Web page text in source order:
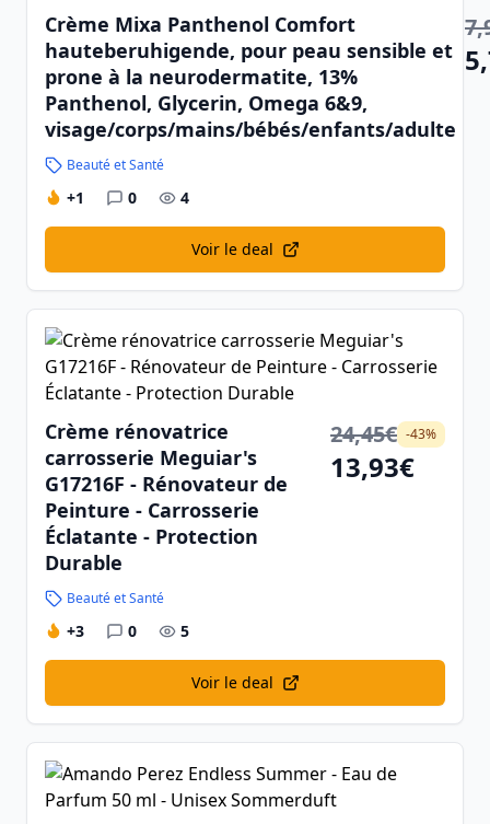
Crème Mixa Panthenol Comfort
hauteberuhigende, pour peau sensible et
prone à la neurodermatite, 13%
Panthenol, Glycerin, Omega 6&9,
visage/corps/mains/bébés/enfants/adulte
Beauté et Santé
+1 0 4
Voir le deal
Crème rénovatrice
carrosserie Meguiar's
G17216F - Rénovateur de
Peinture - Carrosserie
Éclatante - Protection
Durable
Beauté et Santé
24,45€ -43%
13,93€
+3 0 5
Voir le deal